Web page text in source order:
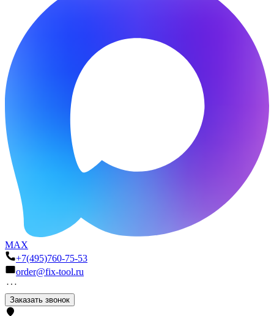
MAX
+7(495)760-75-53
order@fix-tool.ru
Заказать звонок